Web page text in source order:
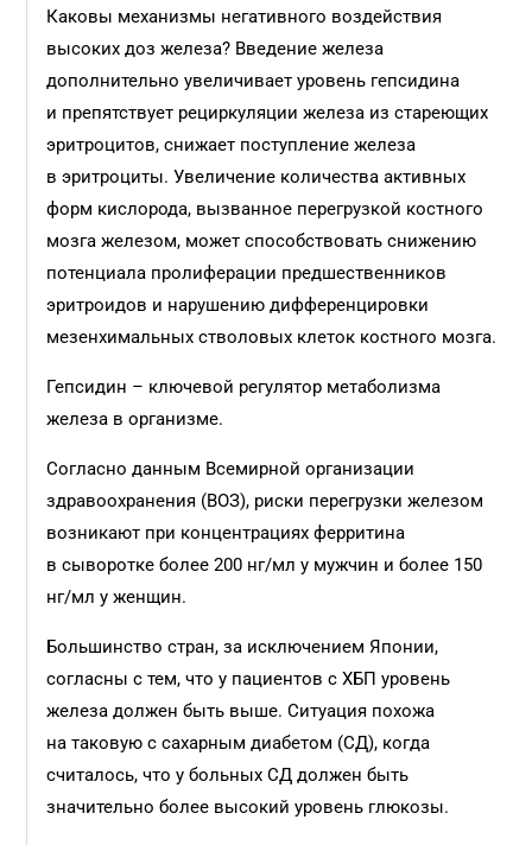
Каковы механизмы негативного воздействия
высоких доз железа? Введение железа
дополнительно увеличивает уровень гепсидина
и препятствует рециркуляции железа из стареющих
эритроцитов, снижает поступление железа
в эритроциты. Увеличение количества активных
форм кислорода, вызванное перегрузкой костного
мозга железом, может способствовать снижению
потенциала пролиферации предшественников
эритроидов и нарушению дифференцировки
мезенхимальных стволовых клеток костного мозга.
Гепсидин – ключевой регулятор метаболизма
железа в организме.
Согласно данным Всемирной организации
здравоохранения (ВОЗ), риски перегрузки железом
возникают при концентрациях ферритина
в сыворотке более 200 нг/мл у мужчин и более 150
нг/мл у женщин.
Большинство стран, за исключением Японии,
согласны с тем, что у пациентов с ХБП уровень
железа должен быть выше. Ситуация похожа
на таковую с сахарным диабетом (СД), когда
считалось, что у больных СД должен быть
значительно более высокий уровень глюкозы.